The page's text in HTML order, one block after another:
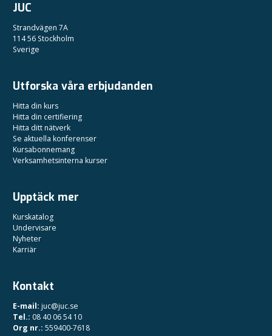
JUC
Strandvägen 7A
114 56 Stockholm
Sverige
Utforska våra erbjudanden
Hitta din kurs
Hitta din certifiering
Hitta ditt nätverk
Se aktuella konferenser
Kursabonnemang
Verksamhetsinterna kurser
Upptäck mer
Kurskatalog
Undervisare
Nyheter
Karriär
Kontakt
E-mail: juc@juc.se
Tel.: 08 40 06 54 10
Org nr.: 559400-7618